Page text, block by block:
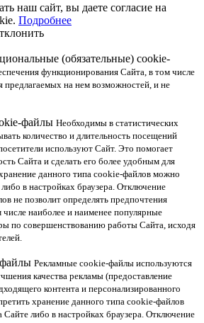
наш сайт, вы даете согласие на
Подробнее
(обязательные) cookie-
функционирования Сайта, в том числе
предлагаемых на нем возможностей, и не
файлы Необходимы в статистических
количество и длительность посещений
используют Сайт. Это помогает
Сайта и сделать его более удобным для
данного типа cookie-файлов можно
в настройках браузера. Отключение
не позволит определять предпочтения
числе наиболее и наименее популярные
по совершенствованию работы Сайта, исходя
Рекламные cookie-файлы используются
качества рекламы (предоставление
контента и персонализированного
хранение данного типа cookie-файлов
либо в настройках браузера. Отключение